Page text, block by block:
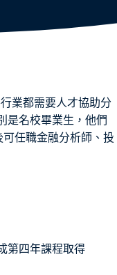
業都需要人才協助分
是名校畢業生，他們
任職金融分析師、投
第四年課程取得